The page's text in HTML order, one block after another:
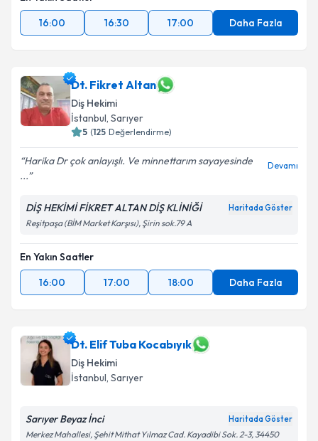
16:00
16:30 17:00 Daha Fazla
Dt. Fikret Altan
Diş Hekimi
İstanbul, Sarıyer
5 (125 Değerlendirme)
Harika Dr çok anlayışlı. Ve minnettarım sayayesinde
...
Devamı
DİŞ HEKİMİ FİKRET ALTAN DİŞ KLİNİĞİ Haritada Göster
Reşitpaşa (BİM Market Karşısı), Şirin sok.79 A
En Yakın Saatler
16:00
17:00 18:00 Daha Fazla
Dt. Elif Tuba Kocabıyık
Diş Hekimi
İstanbul, Sarıyer
Sarıyer Beyaz İnci Haritada Göster
Merkez Mahallesi, Şehit Mithat Yılmaz Cad. Kayadibi Sok. 2-3, 34450